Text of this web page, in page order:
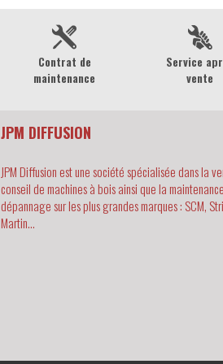
Contrat de
maintenance
Service
vente
JPM DIFFUSION
JPM Diffusion est une société spécialisée dans la
conseil de machines à bois ainsi que la
dépannage sur les plus grandes marques : SCM,
Martin...